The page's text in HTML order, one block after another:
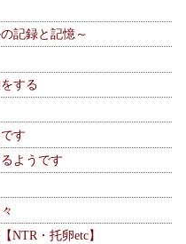
記録と記憶～
する
す
ようです
NTR・托卵etc】